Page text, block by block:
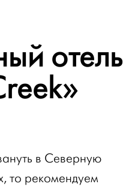
отель
в Северную
то рекомендуем